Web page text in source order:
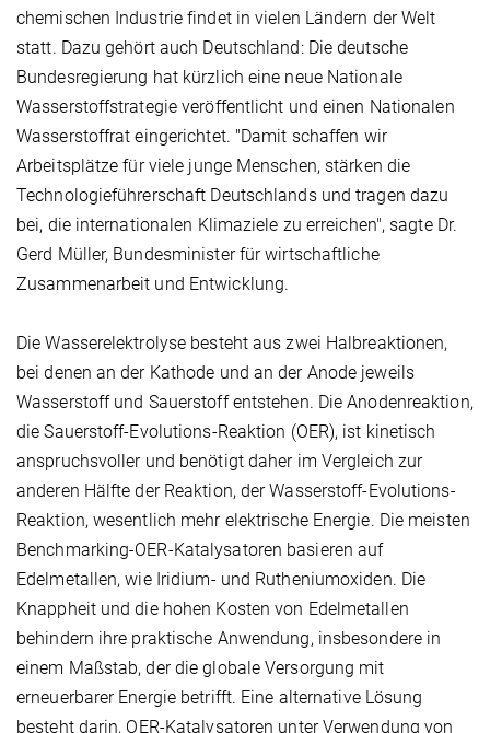
chemischen Industrie findet in vielen Ländern der Welt
statt. Dazu gehört auch Deutschland: Die deutsche
Bundesregierung hat kürzlich eine neue Nationale
Wasserstoffstrategie veröffentlicht und einen Nationalen
Wasserstoffrat eingerichtet. "Damit schaffen wir
Arbeitsplätze für viele junge Menschen, stärken die
Technologieführerschaft Deutschlands und tragen dazu
bei, die internationalen Klimaziele zu erreichen", sagte Dr.
Gerd Müller, Bundesminister für wirtschaftliche
Zusammenarbeit und Entwicklung.
Die Wasserelektrolyse besteht aus zwei Halbreaktionen,
bei denen an der Kathode und an der Anode jeweils
Wasserstoff und Sauerstoff entstehen. Die Anodenreaktion,
die Sauerstoff-Evolutions-Reaktion (OER), ist kinetisch
anspruchsvoller und benötigt daher im Vergleich zur
anderen Hälfte der Reaktion, der Wasserstoff-Evolutions-
Reaktion, wesentlich mehr elektrische Energie. Die meisten
Benchmarking-OER-Katalysatoren basieren auf
Edelmetallen, wie Iridium- und Rutheniumoxiden. Die
Knappheit und die hohen Kosten von Edelmetallen
behindern ihre praktische Anwendung, insbesondere in
einem Maßstab, der die globale Versorgung mit
erneuerbarer Energie betrifft. Eine alternative Lösung
besteht darin, OER-Katalysatoren unter Verwendung von